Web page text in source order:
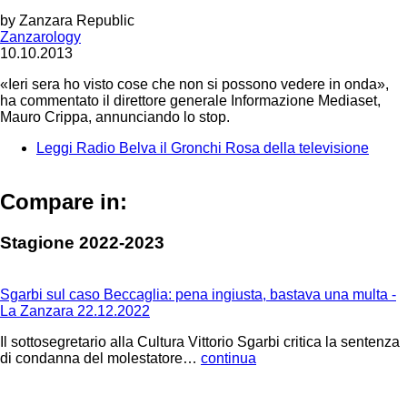
by Zanzara Republic
Zanzarology
10.10.2013
«Ieri sera ho visto cose che non si possono vedere in onda»,
ha commentato il direttore generale Informazione Mediaset,
Mauro Crippa, annunciando lo stop.
Leggi Radio Belva il Gronchi Rosa della televisione
Compare in:
Stagione 2022-2023
Sgarbi sul caso Beccaglia: pena ingiusta, bastava una multa -
La Zanzara 22.12.2022
Il sottosegretario alla Cultura Vittorio Sgarbi critica la sentenza
di condanna del molestatore… continua